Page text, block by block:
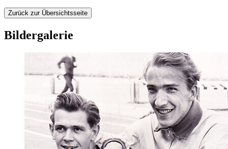
Zurück zur Übersichtsseite
Bildergalerie